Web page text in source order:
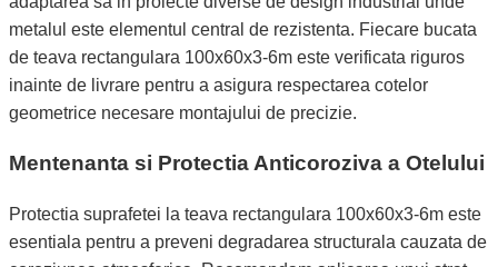
metalul este elementul central de rezistenta. Fiecare bucata
de teava rectangulara 100x60x3-6m este verificata riguros
inainte de livrare pentru a asigura respectarea cotelor
geometrice necesare montajului de precizie.
Mentenanta si Protectia Anticoroziva a Otelului
Protectia suprafetei la teava rectangulara 100x60x3-6m este
esentiala pentru a preveni degradarea structurala cauzata de